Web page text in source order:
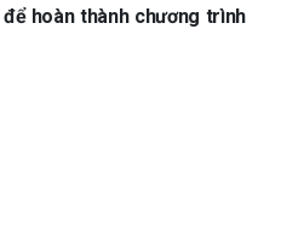
hoàn thành chương trình